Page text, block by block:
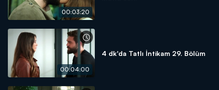
00:03:20
00:04:00
4 dk'da Tatlı İntikam 29. Bölüm